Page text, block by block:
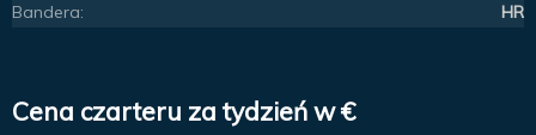
Bandera:
HR
Cena czarteru za tydzień w €